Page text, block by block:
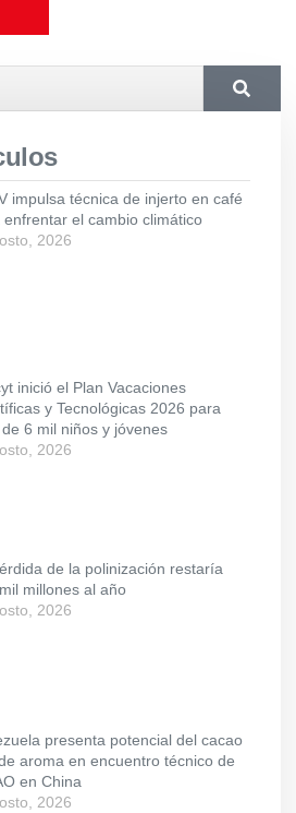
impulsa técnica de injerto en café
enfrentar el cambio climático
2026
inició el Plan Vacaciones
y Tecnológicas 2026 para
6 mil niños y jóvenes
2026
de la polinización restaría
millones al año
2026
presenta potencial del cacao
aroma en encuentro técnico de
en China
2026